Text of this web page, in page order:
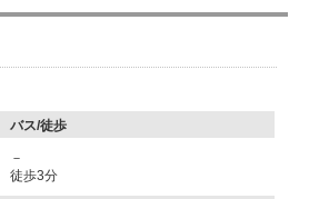
バス/徒歩
－
徒歩3分